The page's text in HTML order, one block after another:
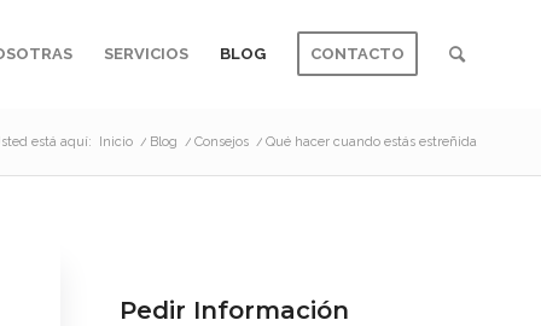
SERVICIOS BLOG CONTACTO
está aquí: Inicio / Blog / Consejos / Qué hacer cuando estás estreñida
Pedir Información